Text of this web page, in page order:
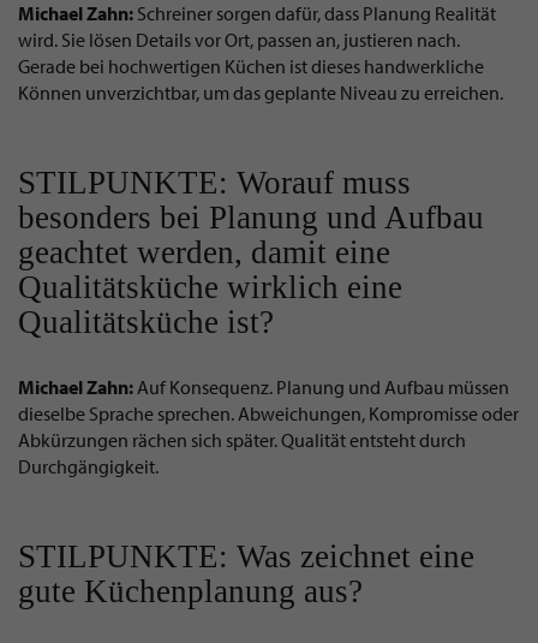
Michael Zahn: Schreiner sorgen dafür, dass Planung Realität
wird. Sie lösen Details vor Ort, passen an, justieren nach.
Gerade bei hochwertigen Küchen ist dieses handwerkliche
Können unverzichtbar, um das geplante Niveau zu erreichen.
STILPUNKTE: Worauf muss
besonders bei Planung und Aufbau
geachtet werden, damit eine
Qualitätsküche wirklich eine
Qualitätsküche ist?
Michael Zahn:Auf Konsequenz. Planung und Aufbau müssen
dieselbe Sprache sprechen. Abweichungen, Kompromisse oder
Abkürzungen rächen sich später. Qualität entsteht durch
Durchgängigkeit.
STILPUNKTE: Was zeichnet eine
gute Küchenplanung aus?